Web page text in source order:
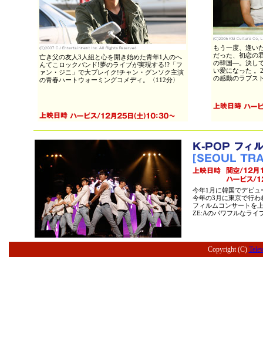
亡き父の友人3人組と心を開き始めた青年1人のへ
んてこロックバンド!夢のライブが実現する!?「フ
ァン・ジニ」で大ブレイク!チャン・グンソク主演
の青春ハートウォーミングコメディ。〈112分〉
もう一度、逢い
だった、初恋の
の韓国―。決し
い愛になった 。
の感動のラブス
今年1月に韓国でデビ
今年の3月に東京で行
フィルムコンサートを
ZE:Aのパワフルなライ
Copyright (C)